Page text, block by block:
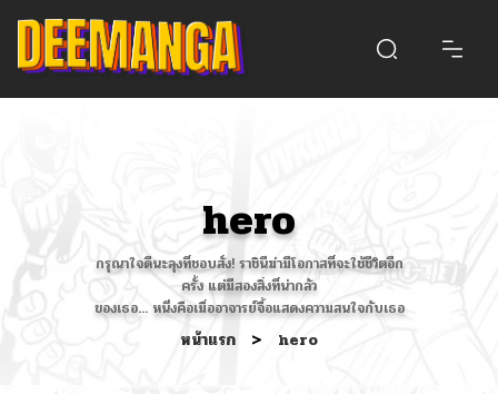
hero
กรุณาใจดีนะลุงที่ชอบสั่ง! ราชินีฆ่ามีโอกาสที่จะใช้ชีวิตอีก
ครั้ง แต่มีสองสิ่งที่น่ากลัว
ของเธอ... หนึ่งคือเมื่ออาจารย์จื้อแสดงความสนใจกับเธอ
หน้าแรก > hero